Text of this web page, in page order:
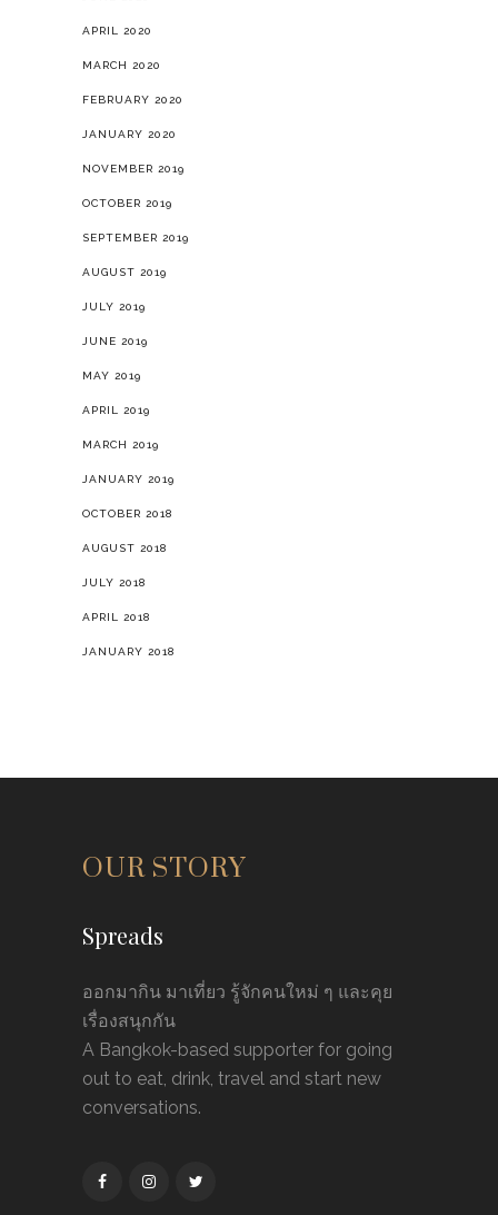
APRIL 2020
MARCH 2020
FEBRUARY 2020
JANUARY 2020
NOVEMBER 2019
OCTOBER 2019
SEPTEMBER 2019
AUGUST 2019
JULY 2019
JUNE 2019
MAY 2019
APRIL 2019
MARCH 2019
JANUARY 2019
OCTOBER 2018
AUGUST 2018
JULY 2018
APRIL 2018
JANUARY 2018
OUR STORY
Spreads
ออกมากิน มาเที่ยว รู้จักคนใหม่ ๆ และคุย
เรื่องสนุกกัน
A Bangkok-based supporter for going
out to eat, drink, travel and start new
conversations.